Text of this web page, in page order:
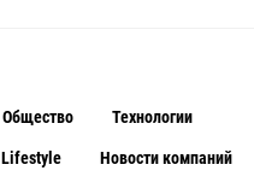
Общество Технологии
Lifestyle Новости компаний